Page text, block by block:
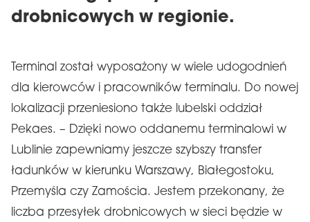
drobnicowych w regionie.
Terminal został wyposażony w wiele udogodnień
dla kierowców i pracowników terminalu. Do nowej
lokalizacji przeniesiono także lubelski oddział
Pekaes. – Dzięki nowo oddanemu terminalowi w
Lublinie zapewniamy jeszcze szybszy transfer
ładunków w kierunku Warszawy, Białegostoku,
Przemyśla czy Zamościa. Jestem przekonany, że
liczba przesyłek drobnicowych w sieci będzie w